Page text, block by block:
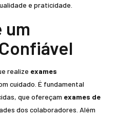
e praticidade.
um
realize exames
cuidado. É fundamental
que ofereçam exames de
dos colaboradores. Além